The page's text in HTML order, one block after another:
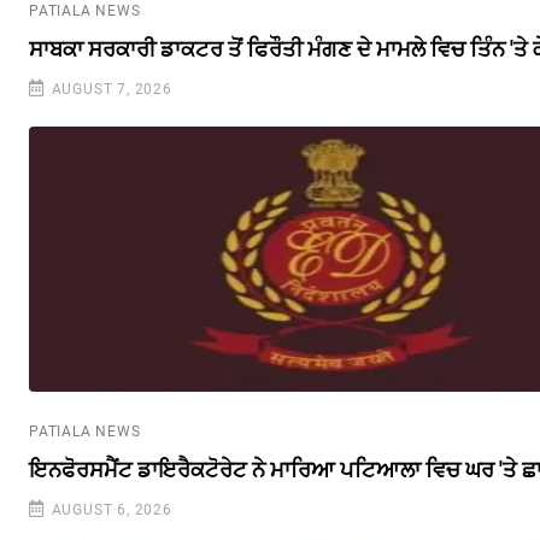
PATIALA NEWS
ਸਾਬਕਾ ਸਰਕਾਰੀ ਡਾਕਟਰ ਤੋਂ ਫਿਰੌਤੀ ਮੰਗਣ ਦੇ ਮਾਮਲੇ ਵਿਚ ਤਿੰਨ
AUGUST 7, 2026
PATIALA NEWS
ਇਨਫੋਰਸਮੈਂਟ ਡਾਇਰੈਕਟੋਰੇਟ ਨੇ ਮਾਰਿਆ ਪਟਿਆਲਾ ਵਿਚ ਘਰ 'ਤੇ
AUGUST 6, 2026